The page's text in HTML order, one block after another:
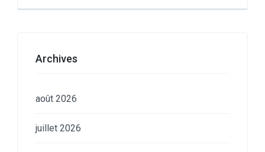
Archives
août 2026
juillet 2026